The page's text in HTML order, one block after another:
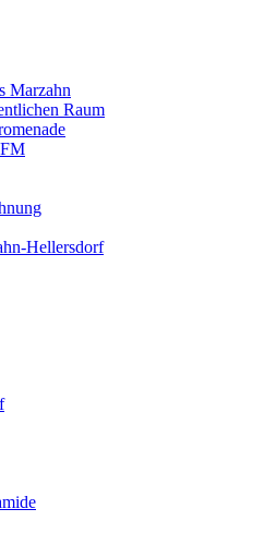
Marzahn
Raum
Hellersdorf